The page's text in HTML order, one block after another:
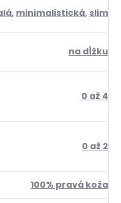
, minimalistická, slim
na dĺžku
0 až 4
0 až 2
100% pravá koža